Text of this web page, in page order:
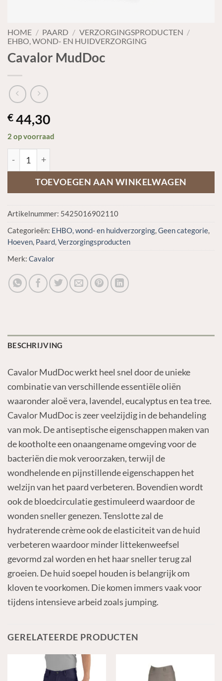
HOME / PAARD / VERZORGINGSPRODUCTEN /
EHBO, WOND- EN HUIDVERZORGING
Cavalor MudDoc
€ 44,30
2 op voorraad
TOEVOEGEN AAN WINKELWAGEN
Artikelnummer: 5425016902110
Categorieën: EHBO, wond- en huidverzorging,Geen categorie,
Hoeven, Paard,Verzorgingsproducten
Merk: Cavalor
BESCHRIJVING
Cavalor MudDoc werkt heel snel door de unieke
combinatie van verschillende essentiële oliën
waaronder aloë vera, lavendel, eucalyptus en tea tree.
Cavalor MudDoc is zeer veelzijdig in de behandeling
van mok. De antiseptische eigenschappen maken van
de kootholte een onaangename omgeving voor de
bacteriën die mok veroorzaken, terwijl de
wondhelende en pijnstillende eigenschappen het
welzijn van het paard verbeteren. Bovendien wordt
ook de bloedcirculatie gestimuleerd waardoor de
wonden sneller genezen. Tenslotte zal de
hydraterende crème ook de elasticiteit van de huid
verbeteren waardoor minder littekenweefsel
gevormd zal worden en het haar sneller terug zal
groeien. De huid soepel houden is belangrijk om
kloven te voorkomen. Die komen immers vaak voor
tijdens intensieve arbeid zoals jumping.
GERELATEERDE PRODUCTEN